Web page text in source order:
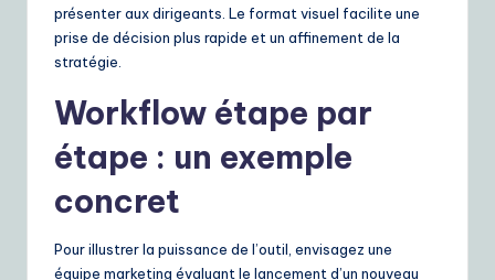
présenter aux dirigeants. Le format visuel facilite une
prise de décision plus rapide et un affinement de la
stratégie.
Workflow étape par
étape : un exemple
concret
Pour illustrer la puissance de l’outil, envisagez une
équipe marketing évaluant le lancement d’un nouveau